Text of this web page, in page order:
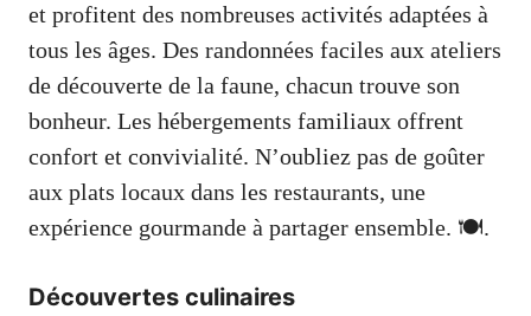
et profitent des nombreuses activités adaptées à
tous les âges. Des randonnées faciles aux ateliers
de découverte de la faune, chacun trouve son
bonheur. Les hébergements familiaux offrent
confort et convivialité. N’oubliez pas de goûter
aux plats locaux dans les restaurants, une
expérience gourmande à partager ensemble. 🍽️.
Découvertes culinaires